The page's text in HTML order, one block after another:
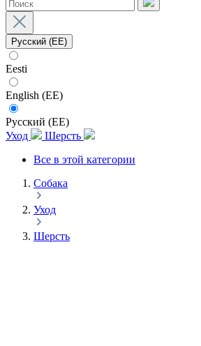
Русский (EE)
Eesti
English (EE)
Русский (EE)
Уход
Шерсть
Все в этой категории
Собака
Уход
Шерсть